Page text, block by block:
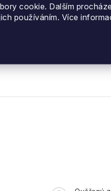
cookie. Dalším
používáním. Více